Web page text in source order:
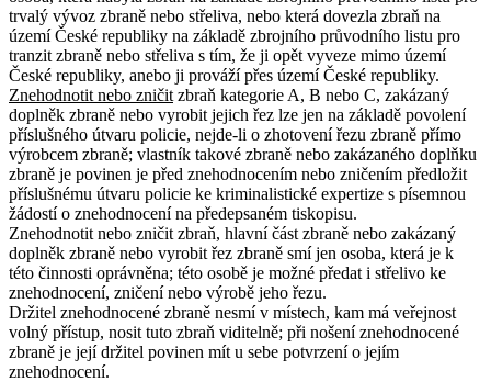
trvalý vývoz zbraně nebo střeliva, nebo která dovezla zbraň na
území České republiky na základě zbrojního průvodního listu pro
tranzit zbraně nebo střeliva s tím, že ji opět vyveze mimo území
České republiky, anebo ji prováží přes území České republiky.
Znehodnotit nebo zničit zbraň kategorie A, B nebo C, zakázaný
doplněk zbraně nebo vyrobit jejich řez lze jen na základě povolení
příslušného útvaru policie, nejde-li o zhotovení řezu zbraně přímo
výrobcem zbraně; vlastník takové zbraně nebo zakázaného doplňku
zbraně je povinen je před znehodnocením nebo zničením předložit
příslušnému útvaru policie ke kriminalistické expertize s písemnou
žádostí o znehodnocení na předepsaném tiskopisu.
Znehodnotit nebo zničit zbraň, hlavní část zbraně nebo zakázaný
doplněk zbraně nebo vyrobit řez zbraně smí jen osoba, která je k
této činnosti oprávněna; této osobě je možné předat i střelivo ke
znehodnocení, zničení nebo výrobě jeho řezu.
Držitel znehodnocené zbraně nesmí v místech, kam má veřejnost
volný přístup, nosit tuto zbraň viditelně; při nošení znehodnocené
zbraně je její držitel povinen mít u sebe potvrzení o jejím
znehodnocení.